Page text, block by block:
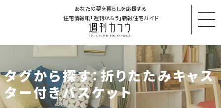
あなたの夢を暮らしを応援する
住宅情報紙「週刊かふう」新報住宅ガイド
タグから探す：折りたたみキャス
ター付きバスケット